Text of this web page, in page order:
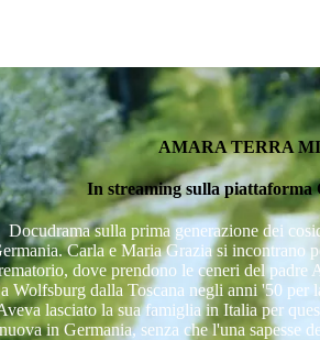
AMARA TERRA
In streaming sulla piattaforma
Docudrama sulla prima generazione dei
Carla e Maria Grazia si incontrano
dove prendono le ceneri del padre
a Wolfsburg dalla Toscana negli anni '50 per
lasciato la sua famiglia in Italia per
in Germania, senza che l'una sapesse